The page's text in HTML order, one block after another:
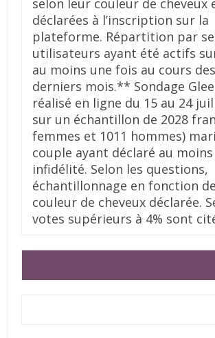
selon leur couleur de cheveux
déclarées à l’inscription sur la
plateforme. Répartition par
utilisateurs ayant été actifs
au moins une fois au cours
derniers mois.** Sondage
réalisé en ligne du 15 au 24
sur un échantillon de 2028
femmes et 1011 hommes)
couple ayant déclaré au
infidélité. Selon les questions,
échantillonnage en fonction
couleur de cheveux déclarée.
votes supérieurs à 4% sont